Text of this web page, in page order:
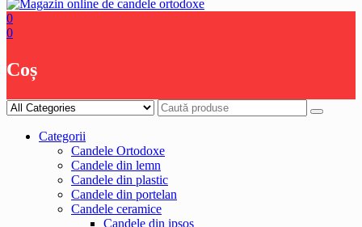
0
0
Coș
Categorii
Candele Ortodoxe
Candele din lemn
Candele din plastic
Candele din portelan
Candele ceramice
Candele din ipsos